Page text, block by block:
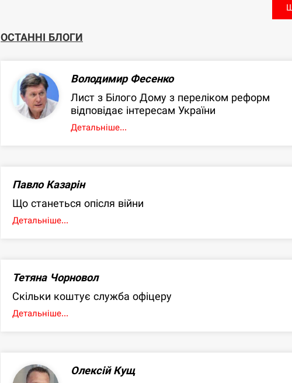
ОСТАННІ БЛОГИ
Володимир Фесенко
Лист з Білого Дому з переліком реформ
відповідає інтересам України
Детальніше...
Павло Казарін
Що станеться опісля війни
Детальніше...
Тетяна Чорновол
Скільки коштує служба офіцеру
Детальніше...
Олексій Кущ